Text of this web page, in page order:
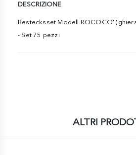
DESCRIZIONE
Bestecksset Modell ROCOCO'
- Set 75 pezzi
ALTRI